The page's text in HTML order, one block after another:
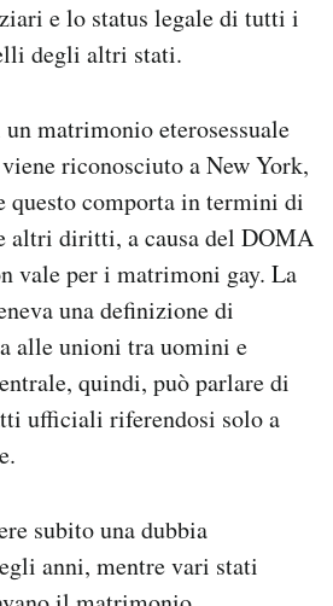
e lo status legale di tutti i
degli altri stati.
matrimonio eterosessuale
riconosciuto a New York,
questo comporta in termini di
altri diritti, a causa del DOMA
vale per i matrimoni gay. La
una definizione di
alle unioni tra uomini e
quindi, può parlare di
ufficiali riferendosi solo a
subito una dubbia
anni, mentre vari stati